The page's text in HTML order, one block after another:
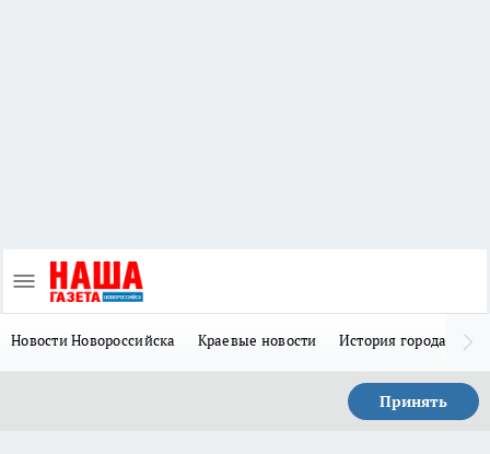
Новости Новороссийска Краевые новости История города Н
Принять